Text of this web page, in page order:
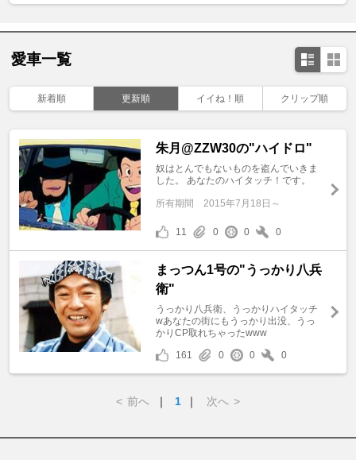
愛車一覧
新着順 更新順 イイね！順 クリップ順
朱月@ZZW30の"ハイドロ"
奴はとんでもないものを盗んでいきま
した。 あなたのハイタッチ！です。
所有期間 2015年7月18日～
11 0 0 0
まっつん1号の"うっかり八兵
衛"
うっかり八兵衛、うっかりハイタッチ
wあなたの街にもうっかり出没、うっ
かりCP取れちゃったwww
161
0 0 0
< 前へ ｜ 1 ｜ 次へ >